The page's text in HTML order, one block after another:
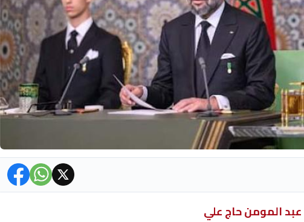
عبد المومن حاج علي